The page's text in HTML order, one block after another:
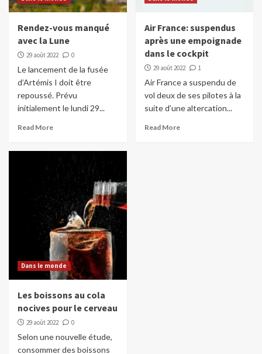
Rendez-vous manqué
avec la Lune
29 août 2022 0
Le lancement de la fusée
d’Artémis I doit être
repoussé. Prévu
initialement le lundi 29...
Read More
Air France: suspendus
après une empoignade
dans le cockpit
29 août 2022 1
Air France a suspendu de
vol deux de ses pilotes à la
suite d’une altercation...
Read More
Dans le monde
Les boissons au cola
nocives pour le cerveau
29 août 2022 0
Selon une nouvelle étude,
consommer des boissons